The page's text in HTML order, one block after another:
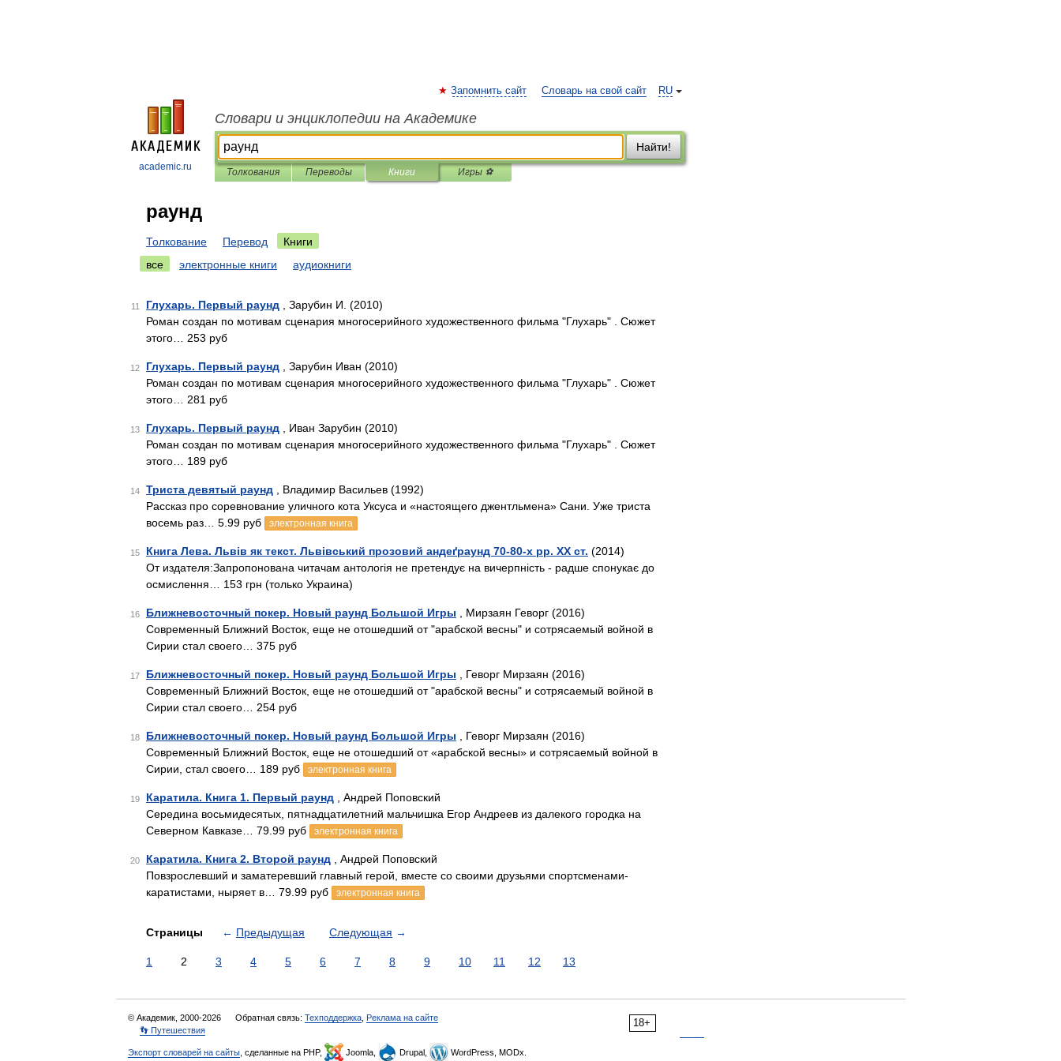
academic.ru
RU
Запомнить сайт Словарь на свой сайт
Словари и энциклопедии на Академике
Найти!
Толкования Переводы Книги Игры ⚽
раунд
Толкование Перевод
Книги
все
электронные книги аудиокниги
11 Глухарь. Первый раунд , Зарубин И. (2010)
Роман создан по мотивам сценария многосерийного художественного фильма "Глухарь" . Сюжет
этого… 253 руб
12 Глухарь. Первый раунд , Зарубин Иван (2010)
Роман создан по мотивам сценария многосерийного художественного фильма "Глухарь" . Сюжет
этого… 281 руб
13 Глухарь. Первый раунд , Иван Зарубин (2010)
Роман создан по мотивам сценария многосерийного художественного фильма "Глухарь" . Сюжет
этого… 189 руб
14 Триста девятый раунд , Владимир Васильев (1992)
Рассказ про соревнование уличного кота Уксуса и «настоящего джентльмена» Сани. Уже триста
восемь раз… 5.99 руб
электронная книга
15 Книга Лева. Львів як текст. Львівський прозовий андеґраунд 70-80-х рр. ХХ ст. (2014)
От издателя:Запропонована читачам антологія не претендує на вичерпність - радше спонукає до
осмислення… 153 грн (только Украина)
16 Ближневосточный покер. Новый раунд Большой Игры , Мирзаян Геворг (2016)
Современный Ближний Восток, еще не отошедший от "арабской весны" и сотрясаемый войной в
Сирии стал своего… 375 руб
17 Ближневосточный покер. Новый раунд Большой Игры , Геворг Мирзаян (2016)
Современный Ближний Восток, еще не отошедший от "арабской весны" и сотрясаемый войной в
Сирии стал своего… 254 руб
18 Ближневосточный покер. Новый раунд Большой Игры , Геворг Мирзаян (2016)
Современный Ближний Восток, еще не отошедший от «арабской весны» и сотрясаемый войной в
Сирии, стал своего… 189 руб
электронная книга
19 Каратила. Книга 1. Первый раунд , Андрей Поповский
Середина восьмидесятых, пятнадцатилетний мальчишка Егор Андреев из далекого городка на
Северном Кавказе… 79.99 руб
электронная книга
20 Каратила. Книга 2. Второй раунд , Андрей Поповский
Повзрослевший и заматеревший главный герой, вместе со своими друзьями спортсменами-
каратистами, ныряет в… 79.99 руб
электронная книга
Страницы ← Предыдущая Следующая →
1 2 3 4 5 6 7 8 9 10 11 12 13
18+
© Академик, 2000-2026 Обратная связь: Техподдержка Реклама на сайте
👣 Путешествия
Экспорт словарей на сайты , сделанные на PHP, Joomla, Drupal, WordPress, MODx.